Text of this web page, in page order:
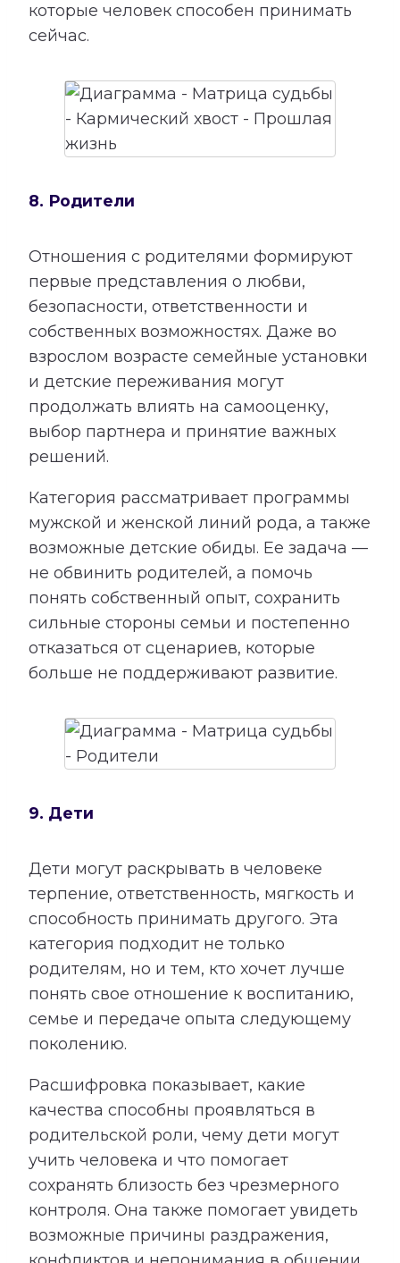
которые человек способен принимать
сейчас.
8. Родители
Отношения с родителями формируют
первые представления о любви,
безопасности, ответственности и
собственных возможностях. Даже во
взрослом возрасте семейные установки
и детские переживания могут
продолжать влиять на самооценку,
выбор партнера и принятие важных
решений.
Категория рассматривает программы
мужской и женской линий рода, а также
возможные детские обиды. Ее задача —
не обвинить родителей, а помочь
понять собственный опыт, сохранить
сильные стороны семьи и постепенно
отказаться от сценариев, которые
больше не поддерживают развитие.
9. Дети
Дети могут раскрывать в человеке
терпение, ответственность, мягкость и
способность принимать другого. Эта
категория подходит не только
родителям, но и тем, кто хочет лучше
понять свое отношение к воспитанию,
семье и передаче опыта следующему
поколению.
Расшифровка показывает, какие
качества способны проявляться в
родительской роли, чему дети могут
учить человека и что помогает
сохранять близость без чрезмерного
контроля. Она также помогает увидеть
возможные причины раздражения,